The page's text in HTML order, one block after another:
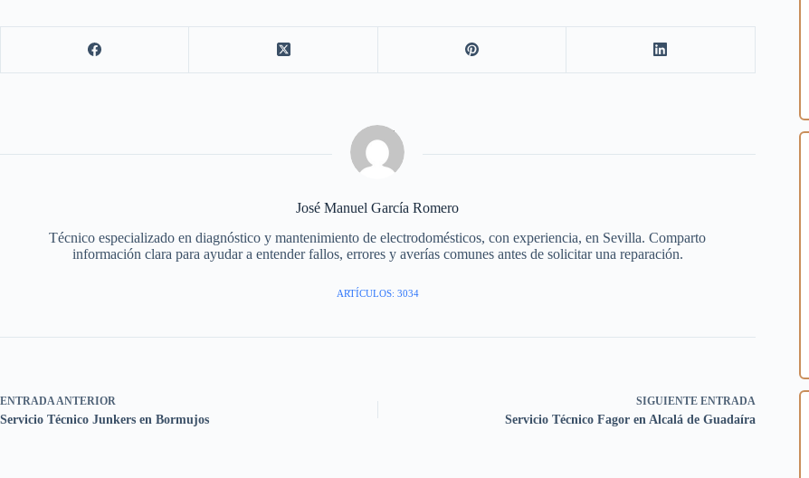
José Manuel García Romero
Técnico especializado en diagnóstico y mantenimiento de electrodomésticos, con experiencia, en Sevilla. Comparto
información clara para ayudar a entender fallos, errores y averías comunes antes de solicitar una reparación.
ARTÍCULOS: 3034
ENTRADA ANTERIOR
Servicio Técnico Junkers en Bormujos
SIGUIENTE ENTRADA
Servicio Técnico Fagor en Alcalá de Guadaíra